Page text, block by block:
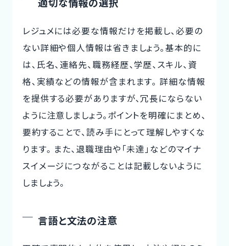
レジュメには必要な情報だけを掲載し、必要の
ない詳細や個人情報は省きましょう。基本的に
は、氏名、連絡先、職務経歴、学歴、スキル、資
格、実績などの情報が含まれます。 詳細な情報
を提供する必要がありますが、冗長にならない
ように注意しましょう。ポイントを明確にまとめ、
要約することで、読み手にとって理解しやすくな
ります。 また、退職理由や「未達」などのマイナ
スイメージにつながることは記載しないように
しましょう。
言語と文法の注意